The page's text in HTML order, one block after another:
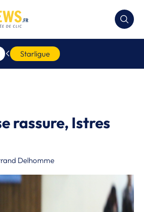
Starligue
rassure, Istres
Delhomme